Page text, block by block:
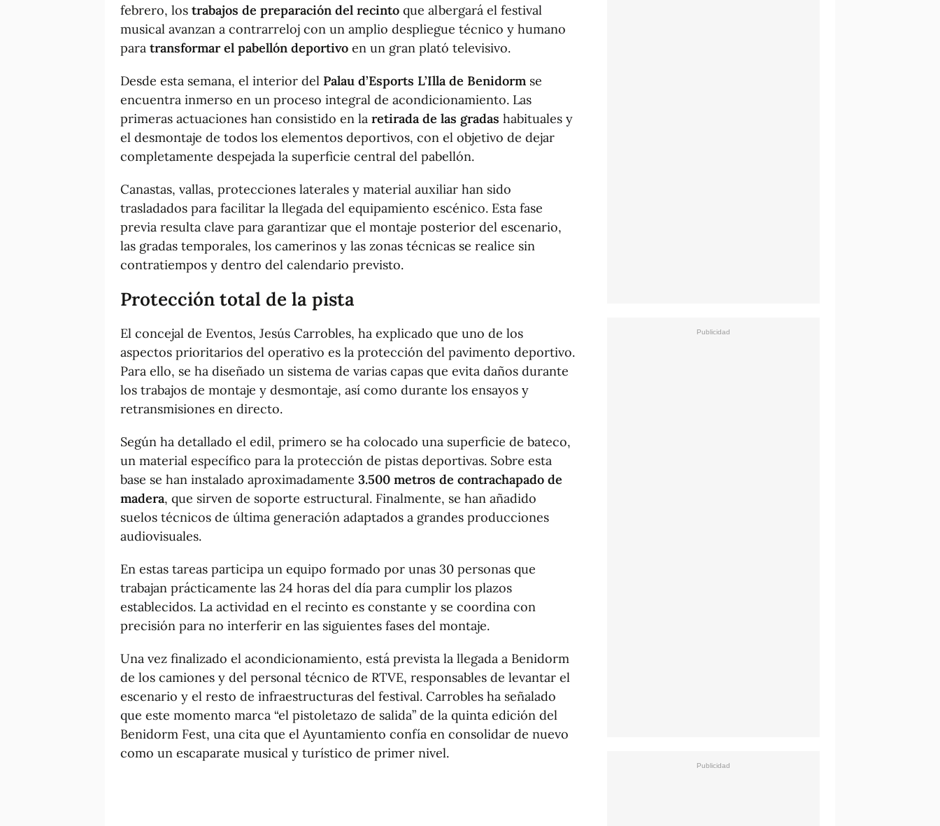
febrero, los trabajos de preparación del recinto que albergará el festival
musical avanzan a contrarreloj con un amplio despliegue técnico y humano
para transformar el pabellón deportivo en un gran plató televisivo.
Desde esta semana, el interior del Palau d’Esports L’Illa de Benidorm se
encuentra inmerso en un proceso integral de acondicionamiento. Las
primeras actuaciones han consistido en la retirada de las gradas habituales y
el desmontaje de todos los elementos deportivos, con el objetivo de dejar
completamente despejada la superficie central del pabellón.
Canastas, vallas, protecciones laterales y material auxiliar han sido
trasladados para facilitar la llegada del equipamiento escénico. Esta fase
previa resulta clave para garantizar que el montaje posterior del escenario,
las gradas temporales, los camerinos y las zonas técnicas se realice sin
contratiempos y dentro del calendario previsto.
Protección total de la pista
El concejal de Eventos, Jesús Carrobles, ha explicado que uno de los
aspectos prioritarios del operativo es la protección del pavimento deportivo.
Para ello, se ha diseñado un sistema de varias capas que evita daños durante
los trabajos de montaje y desmontaje, así como durante los ensayos y
retransmisiones en directo.
Según ha detallado el edil, primero se ha colocado una superficie de bateco,
un material específico para la protección de pistas deportivas. Sobre esta
base se han instalado aproximadamente 3.500 metros de contrachapado de
madera, que sirven de soporte estructural. Finalmente, se han añadido
suelos técnicos de última generación adaptados a grandes producciones
audiovisuales.
En estas tareas participa un equipo formado por unas 30 personas que
trabajan prácticamente las 24 horas del día para cumplir los plazos
establecidos. La actividad en el recinto es constante y se coordina con
precisión para no interferir en las siguientes fases del montaje.
Una vez finalizado el acondicionamiento, está prevista la llegada a Benidorm
de los camiones y del personal técnico de RTVE, responsables de levantar el
escenario y el resto de infraestructuras del festival. Carrobles ha señalado
que este momento marca “el pistoletazo de salida” de la quinta edición del
Benidorm Fest, una cita que el Ayuntamiento confía en consolidar de nuevo
como un escaparate musical y turístico de primer nivel.